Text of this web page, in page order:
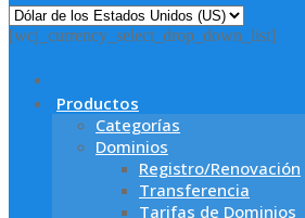
[wcj_currency_select_drop_down_list]
Productos
Categorías
Dominios
Registro/Renovación
Transferencia
Tarifas de Dominios